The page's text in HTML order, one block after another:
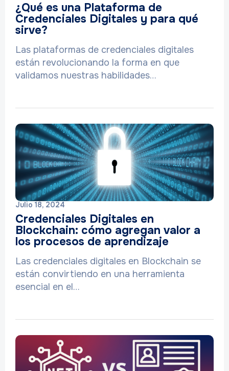
¿Qué es una Plataforma de
Credenciales Digitales y para qué
sirve?
Las plataformas de credenciales digitales
están revolucionando la forma en que
validamos nuestras habilidades…
Julio 18, 2024
Credenciales Digitales en
Blockchain: cómo agregan valor a
los procesos de aprendizaje
Las credenciales digitales en Blockchain se
están convirtiendo en una herramienta
esencial en el…